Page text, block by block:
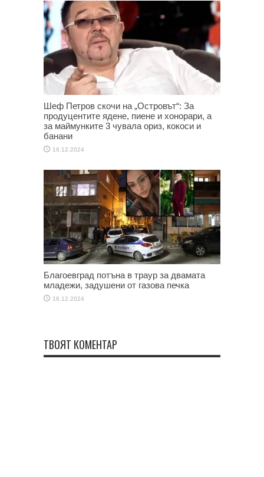
Шеф Петров скочи на „Островът“: За
продуцентите ядене, пиене и хонорари, а
за маймунките 3 чувала ориз, кокоси и
банани
16.12.2024
Благоевград потъна в траур за двамата
младежи, задушени от газова печка
16.12.2024
ТВОЯТ КОМЕНТАР